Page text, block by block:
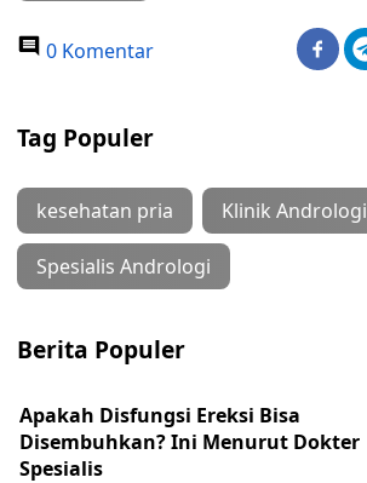
0 Komentar
Tag Populer
kesehatan pria Klinik Andrologi
Spesialis Andrologi
Berita Populer
Apakah Disfungsi Ereksi Bisa
Disembuhkan? Ini Menurut Dokter
Spesialis